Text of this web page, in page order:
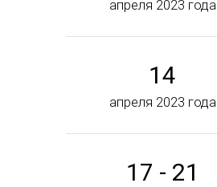
апреля 2023 года
14
апреля 2023 года
17 - 21